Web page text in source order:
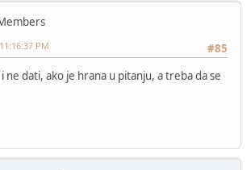
#85
PM
ne dati, ako je hrana u pitanju, a treba da se